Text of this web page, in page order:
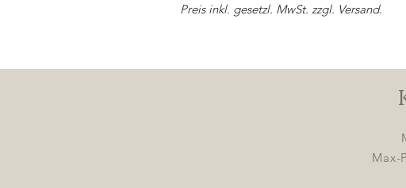
Preis inkl. gesetzl. MwSt. zzgl. Versand.
Max-